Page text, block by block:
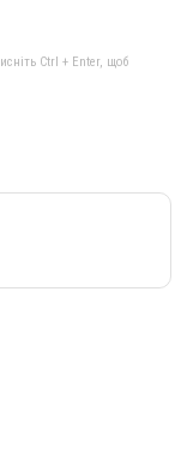
Ctrl + Enter, щоб